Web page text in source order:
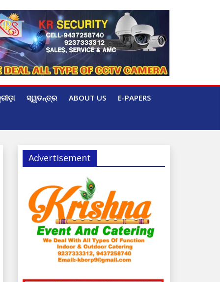
ସ୍ୱତନ୍ତ୍ର ABOUT US E-PAPERS
Advertisement